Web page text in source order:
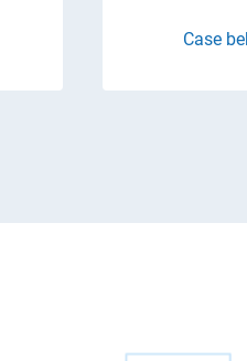
Case